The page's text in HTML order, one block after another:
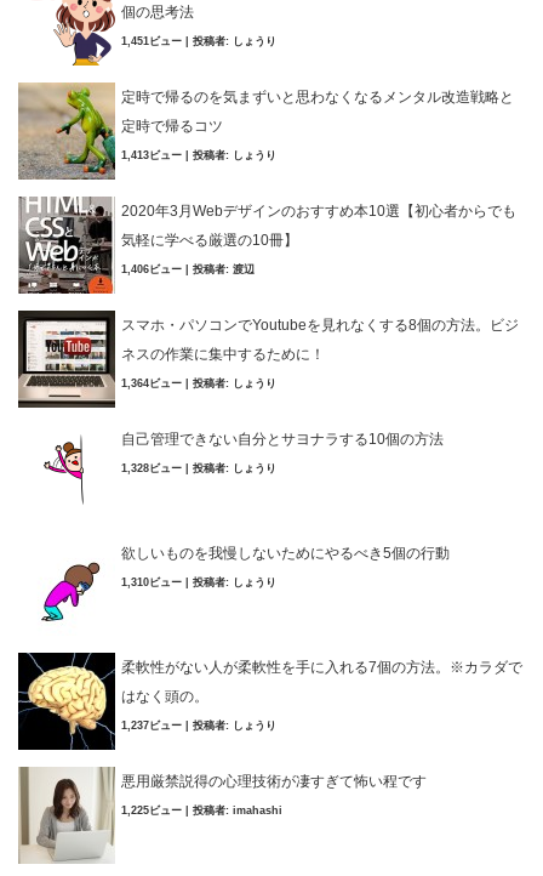
個の思考法
1,451ビュー 投稿者: しょうり
定時で帰るのを気まずいと思わなくなるメンタル改造戦略と
定時で帰るコツ
1,413ビュー 投稿者: しょうり
2020年3月Webデザインのおすすめ本10選【初心者からでも
気軽に学べる厳選の10冊】
1,406ビュー 投稿者: 渡辺
スマホ・パソコンでYoutubeを見れなくする8個の方法。ビジ
ネスの作業に集中するために！
1,364ビュー 投稿者: しょうり
自己管理できない自分とサヨナラする10個の方法
1,328ビュー 投稿者: しょうり
欲しいものを我慢しないためにやるべき5個の行動
1,310ビュー 投稿者: しょうり
柔軟性がない人が柔軟性を手に入れる7個の方法。※カラダで
はなく頭の。
1,237ビュー 投稿者: しょうり
悪用厳禁説得の心理技術が凄すぎて怖い程です
1,225ビュー 投稿者: imahashi